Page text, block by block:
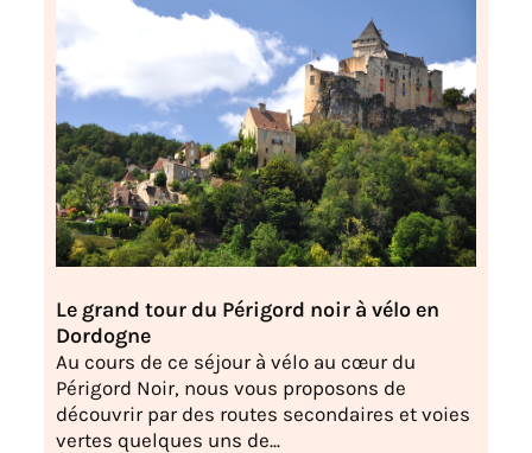
Le grand tour du Périgord noir à vélo en
Dordogne
Au cours de ce séjour à vélo au cœur du
Périgord Noir, nous vous proposons de
découvrir par des routes secondaires et voies
vertes quelques uns de...